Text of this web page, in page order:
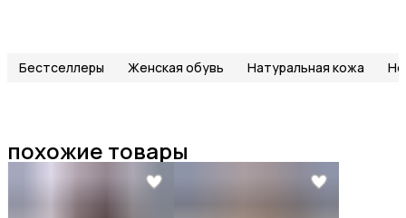
Бестселлеры Женская обувь Натуральная кожа
похожие товары